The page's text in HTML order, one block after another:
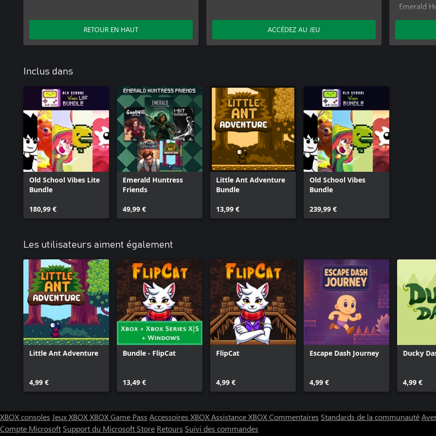
RETOUR EN HAUT ACCÉDEZ AU JEU
Emerald
Emerald
Factory
Inclus dans
Old School Vibes Lite
Bundle
180,99 €
Emerald Huntress
Friends
49,99 €
Little Ant Adventure
Bundle
13,99 €
Old School Vibes
Bundle
239,99 €
Les utilisateurs aiment également
Little Ant Adventure
4,99 €
Bundle - FlipCat
13,49 €
FlipCat
4,99 €
Escape Dash Journey
4,99 €
Ducky
4,99 €
XBOX consoles Jeux XBOXXBOX Game Pass Accessoires XBOXAssistance XBOXCommentaires Standards de la communauté
Compte Microsoft Support du Microsoft Store Retours Suivi des commandes